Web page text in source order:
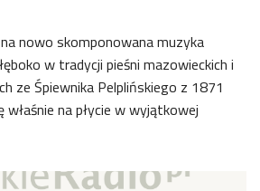
nowo skomponowana muzyka
w tradycji pieśni mazowieckich i
ze Śpiewnika Pelplińskiego z 1871
na płycie w wyjątkowej